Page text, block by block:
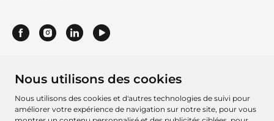
Nous utilisons des cookies
Nous utilisons des cookies et d'autres technologies de suivi pour
améliorer votre expérience de navigation sur notre site, pour vous